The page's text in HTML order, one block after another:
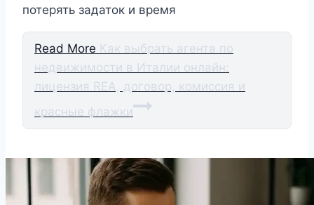
потерять задаток и время
Read More Как выбрать агента по
недвижимости в Италии онлайн:
лицензия REA, договор, комиссия и
красные флажки